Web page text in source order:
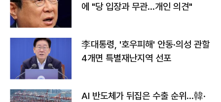
에 "당 입장과 무관…개인 의견"
李대통령, '호우피해' 안동·의성 관할
4개면 특별재난지역 선포
AI 반도체가 뒤집은 수출 순위…韓·